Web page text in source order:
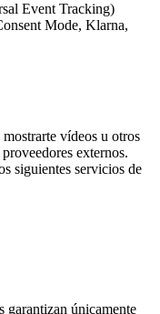
Event Tracking)
Mode, Klarna,
vídeos u otros
externos.
siguientes servicios de
garantizan únicamente